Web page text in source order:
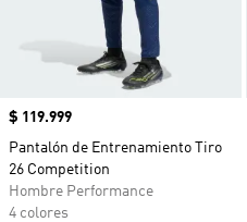
Precio
$ 119.999
Pantalón de Entrenamiento Tiro
26 Competition
Hombre Performance
4 colores